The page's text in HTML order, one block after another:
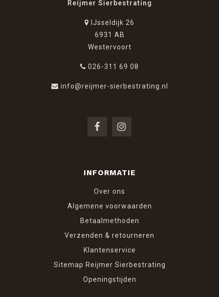
Reijmer Sierbestrating
IJsseldijk 26
6931 AB
Westervoort
026-311 69 08
info@reijmer-sierbestrating.nl
INFORMATIE
Over ons
Algemene voorwaarden
Betaalmethoden
Verzenden & retourneren
Klantenservice
Sitemap Reijmer Sierbestrating
Openingstijden